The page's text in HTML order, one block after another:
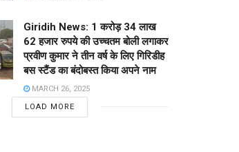
Giridih News: 1 करोड़ 34 लाख
62 हजार रुपये की उच्चतम बोली लगाकर
प्रवीण कुमार ने तीन वर्ष के लिए गिरिडीह
बस स्टैंड का बंदोबस्त किया अपने नाम
MARCH 26, 2025
LOAD MORE